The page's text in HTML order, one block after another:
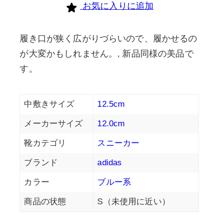
お気に入りに追加
履き口が狭く広がりづらいので、履かせるの
が大変かもしれません。, 新品同様の美品で
す。
中敷きサイズ 12.5cm
メーカーサイズ 12.0cm
靴カテゴリ スニーカー
ブランド adidas
カラー ブルー系
商品の状態 S（未使用に近い）